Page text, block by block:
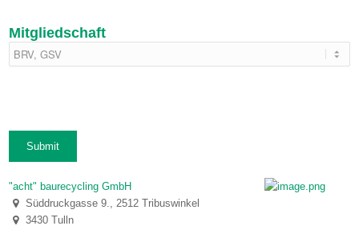
Mitgliedschaft
"acht" baurecycling GmbH
Süddruckgasse 9., 2512 Tribuswinkel
3430 Tulln